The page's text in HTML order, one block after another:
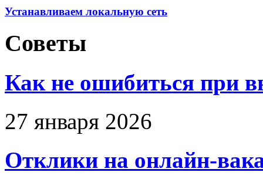
Устанавливаем локальную сеть
Советы
Как не ошибиться при
27 января 2026
Отклики на онлайн-